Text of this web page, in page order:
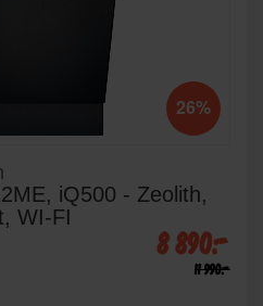
26%
iQ500 - Zeolith,
WI-FI
8 890:-
11 990:-